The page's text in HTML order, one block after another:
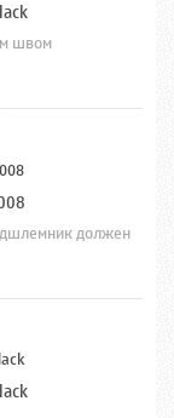
швом
должен